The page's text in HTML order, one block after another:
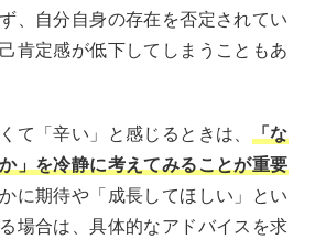
、自分自身の存在を否定されてい
肯定感が低下してしまうこともあ
て「辛い」と感じるときは、
「な
」を冷静に考えてみることが重要
に期待や「成長してほしい」とい
場合は、具体的なアドバイスを求